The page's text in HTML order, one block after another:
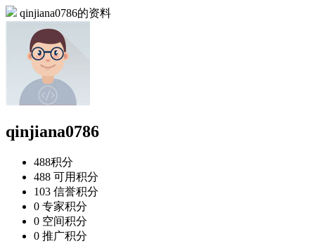
qinjiana0786的资料
qinjiana0786
488积分
488 可用积分
103 信誉积分
0 专家积分
0 空间积分
0 推广积分